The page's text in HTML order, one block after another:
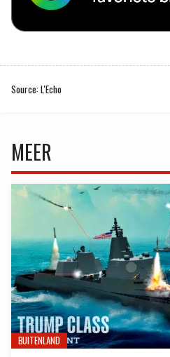
Source: L'Echo
MEER
BUITENLAND